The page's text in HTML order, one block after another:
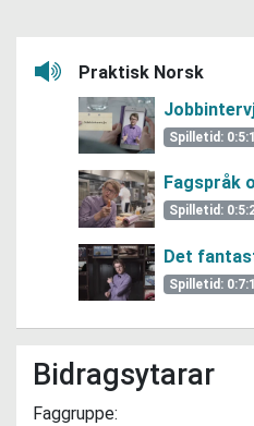
Praktisk Norsk
Spilletid:
Fagspråk
Spilletid:
Det
Spilletid:
Lytt her
Bidragsytarar
Faggruppe: